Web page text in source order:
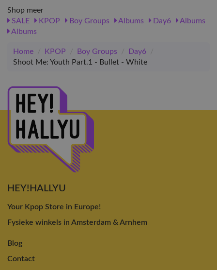
Shop meer
SALE
KPOP Boy Groups Albums Day6
Albums
Albums
Home / KPOP / Boy Groups / Day6
/
Shoot Me: Youth Part.1 - Bullet - White
HEY!HALLYU
Your Kpop Store in Europe!
Fysieke winkels in Amsterdam & Arnhem
Blog
Contact